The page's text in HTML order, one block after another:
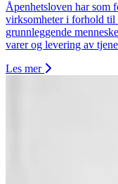
Åpenhetsloven har som
virksomheter i forhold til
grunnleggende
varer og levering av
Les mer